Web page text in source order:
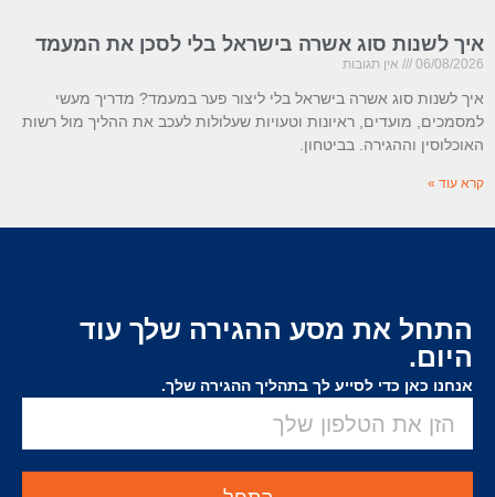
איך לשנות סוג אשרה בישראל בלי לסכן את המעמד
06/08/2026 אין תגובות
איך לשנות סוג אשרה בישראל בלי ליצור פער במעמד? מדריך מעשי
למסמכים, מועדים, ראיונות וטעויות שעלולות לעכב את ההליך מול רשות
האוכלוסין וההגירה. בביטחון.
קרא עוד »
התחל את מסע ההגירה שלך עוד
היום.
אנחנו כאן כדי לסייע לך בתהליך ההגירה שלך.